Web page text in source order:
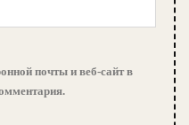
почты и веб-сайт в